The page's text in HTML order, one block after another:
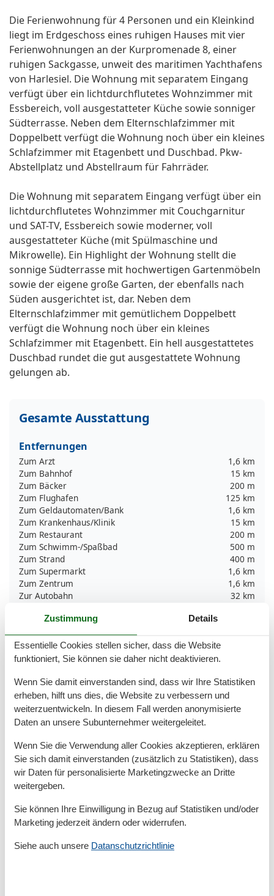
Die Ferienwohnung für 4 Personen und ein Kleinkind
liegt im Erdgeschoss eines ruhigen Hauses mit vier
Ferienwohnungen an der Kurpromenade 8, einer
ruhigen Sackgasse, unweit des maritimen Yachthafens
von Harlesiel. Die Wohnung mit separatem Eingang
verfügt über ein lichtdurchflutetes Wohnzimmer mit
Essbereich, voll ausgestatteter Küche sowie sonniger
Südterrasse. Neben dem Elternschlafzimmer mit
Doppelbett verfügt die Wohnung noch über ein kleines
Schlafzimmer mit Etagenbett und Duschbad. Pkw-
Abstellplatz und Abstellraum für Fahrräder.
Die Wohnung mit separatem Eingang verfügt über ein
lichtdurchflutetes Wohnzimmer mit Couchgarnitur
und SAT-TV, Essbereich sowie moderner, voll
ausgestatteter Küche (mit Spülmaschine und
Mikrowelle). Ein Highlight der Wohnung stellt die
sonnige Südterrasse mit hochwertigen Gartenmöbeln
sowie der eigene große Garten, der ebenfalls nach
Süden ausgerichtet ist, dar. Neben dem
Elternschlafzimmer mit gemütlichem Doppelbett
verfügt die Wohnung noch über ein kleines
Schlafzimmer mit Etagenbett. Ein hell ausgestattetes
Duschbad rundet die gut ausgestattete Wohnung
gelungen ab.
Gesamte Ausstattung
Entfernungen
Zum Arzt
1,6 km
Zum Bahnhof
15 km
Zum Bäcker
200 m
Zum Flughafen
125 km
Zum Geldautomaten/Bank
1,6 km
Zum Krankenhaus/Klinik
15 km
Zum Restaurant
200 m
Zum Schwimm-/Spaßbad
500 m
Zum Strand
400 m
Zum Supermarkt
1,6 km
Zum Zentrum
1,6 km
Zur Autobahn
32 km
Zur Tourist-Information
Grundeinrichtungen
Größe
Kinder einrichtungen
Familienfreundlich
Serviceeinrichtungen
Backofen
Doppelbett
Dusche/WC
Etagenbett
Gefriermöglichkeit
Heizung
Hochstuhl
Kühlschrank
Zustimmung Details
Essentielle Cookies stellen sicher, dass die Website
funktioniert, Sie können sie daher nicht deaktivieren.
Wenn Sie damit einverstanden sind, dass wir Ihre Statistiken
erheben, hilft uns dies, die Website zu verbessern und
weiterzuentwickeln. In diesem Fall werden anonymisierte
Daten an unsere Subunternehmer weitergeleitet.
Wenn Sie die Verwendung aller Cookies akzeptieren, erklären
Sie sich damit einverstanden (zusätzlich zu Statistiken), dass
wir Daten für personalisierte Marketingzwecke an Dritte
weitergeben.
Sie können Ihre Einwilligung in Bezug auf Statistiken und/oder
Marketing jederzeit ändern oder widerrufen.
Siehe auch unsere Datanschutzrichtlinie